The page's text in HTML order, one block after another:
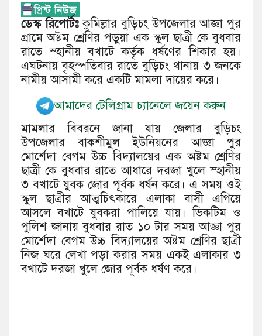
ডেস্ক রিপোর্টঃকুমিল্লার বুড়িচং উপজেলার আজ্ঞা পুর
গ্রামে অষ্টম শ্রেণির পড়ুয়া এক স্কুল ছাত্রী কে বুধবার
রাতে স্হানীয় বখাটে কর্তৃক ধর্ষণের শিকার হয়।
এঘটনায় বৃহস্পতিবার রাতে বুড়িচং থানায় ৩ জনকে
নামীয় আসামী করে একটি মামলা দায়ের করে।
আমাদের টেলিগ্রাম চ্যানেলে জয়েন করুন
মামলার বিবরনে জানা যায় জেলার বুড়িচং
উপজেলার বাকশীমুল ইউনিয়নের আজ্ঞা পুর
মোর্শেদা বেগম উচ্চ বিদ্যালয়ের এক অষ্টম শ্রেণির
ছাত্রী কে বুধবার রাতে আধারে দরজা খুলে স্হানীয়
৩ বখাটে যুবক জোর পূর্বক ধর্ষন করে। এ সময় ওই
স্কুল ছাত্রীর আত্মচিৎকারে এলাকা বাসী এগিয়ে
আসলে বখাটে যুবকরা পালিয়ে যায়। ভিকটিম ও
পুলিশ জানায় বুধবার রাত ১০ টার সময় আজ্ঞা পুর
মোর্শেদা বেগম উচ্চ বিদ্যালয়ের অষ্টম শ্রেণির ছাত্রী
নিজ ঘরে লেখা পড়া করার সময় একই এলাকার ৩
বখাটে দরজা খুলে জোর পূর্বক ধর্ষণ করে।